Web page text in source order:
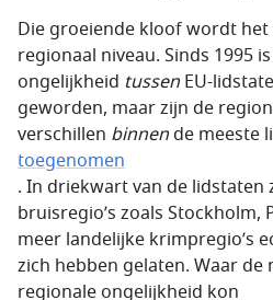
Die groeiende kloof wordt
regionaal niveau. Sinds 1995
ongelijkheid tussen EU-
geworden, maar zijn de
verschillen binnen de meeste
toegenomen
. In driekwart van de
bruisregio’s zoals Stockholm,
meer landelijke krimpregio’s
zich hebben gelaten. Waar
regionale ongelijkheid kon